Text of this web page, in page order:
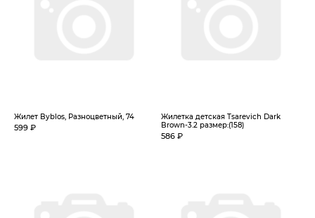
Жилет Byblos, Разноцветный, 74
599 ₽
Жилетка детская Tsarevich Dark
Brown-3.2 размер:(158)
586 ₽